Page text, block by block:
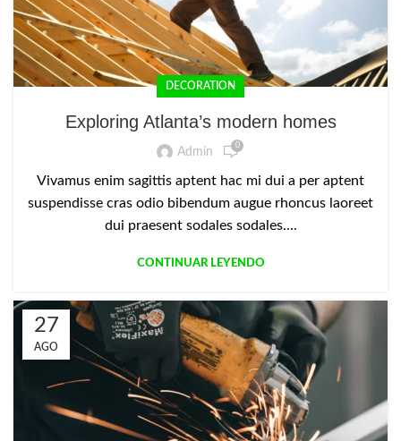
DECORATION
Exploring Atlanta’s modern homes
Admin 0
Vivamus enim sagittis aptent hac mi dui a per aptent
suspendisse cras odio bibendum augue rhoncus laoreet
dui praesent sodales sodales....
CONTINUAR LEYENDO
27
AGO